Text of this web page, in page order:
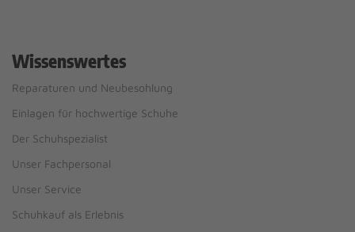
Wissenswertes
Reparaturen und Neubesohlung
Einlagen für hochwertige Schuhe
Der Schuhspezialist
Unser Fachpersonal
Unser Service
Schuhkauf als Erlebnis